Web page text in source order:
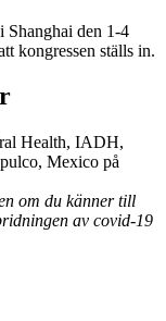
Shanghai den 1-4
kongressen ställs in.
Health, IADH,
Mexico på
om du känner till
av covid-19